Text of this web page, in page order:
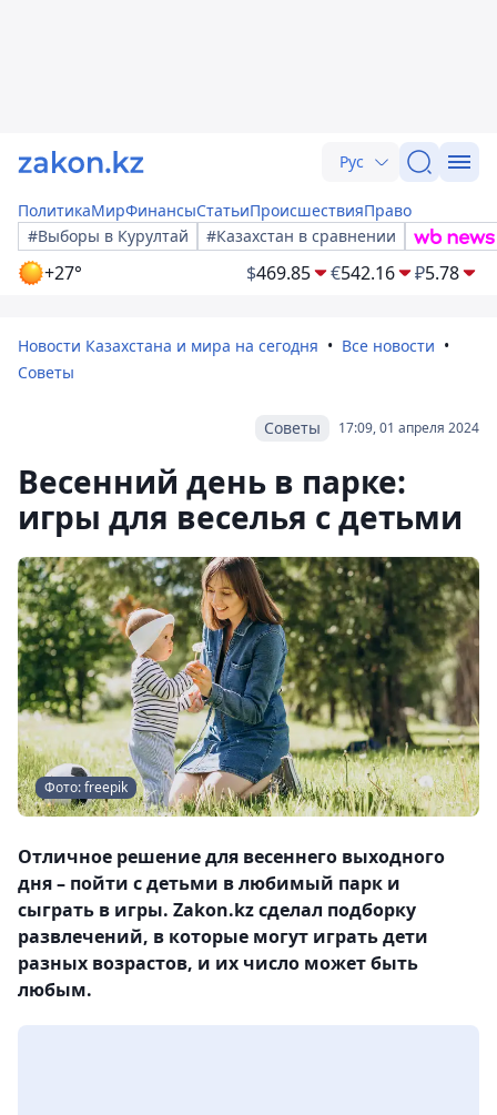
Рус
ПолитикаМирФинансыСтатьиПроисшествияПраво
#Выборы в Курултай
#Казахстан в сравнении
+27° $469.85 €542.16 ₽5.78
Новости Казахстана и мира на сегодня
Все новости
Советы
17:09, 01 апреля 2024
Советы
Весенний день в парке:
игры для веселья с детьми
Фото: freepik
Отличное решение для весеннего выходного
дня – пойти с детьми в любимый парк и
сыграть в игры. Zakon.kz сделал подборку
развлечений, в которые могут играть дети
разных возрастов, и их число может быть
любым.